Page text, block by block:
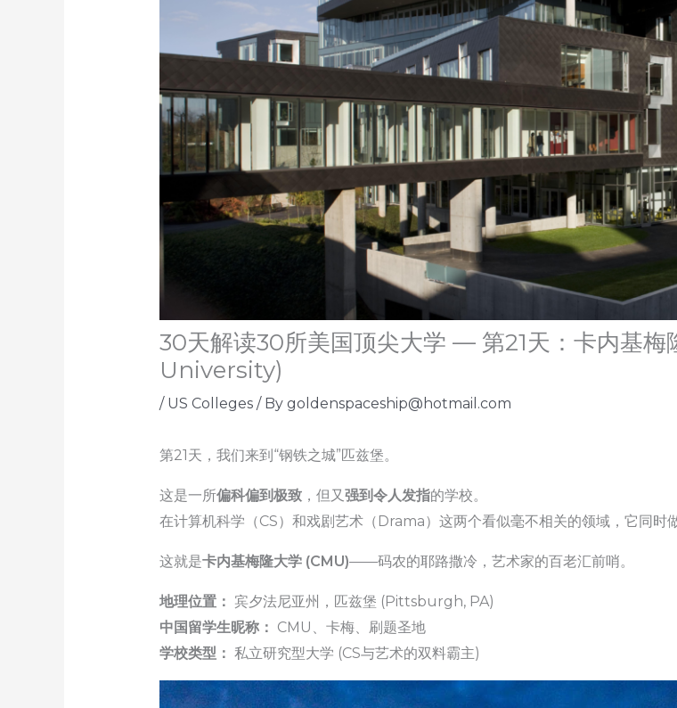
30天解读30所美国顶尖大学 — 第21天：卡内基
University)
/ US Colleges/ By goldenspaceship@hotmail.com
第21天，我们来到“钢铁之城”匹兹堡。
这是一所偏科偏到极致，但又强到令人发指的学校。
在计算机科学（CS）和戏剧艺术（Drama）这两个看似毫不相关的领域，它同时
这就是卡内基梅隆大学 (CMU)——码农的耶路撒冷，艺术家的百老汇前哨。
地理位置： 宾夕法尼亚州，匹兹堡 (Pittsburgh, PA)
中国留学生昵称： CMU、卡梅、刷题圣地
学校类型： 私立研究型大学 (CS与艺术的双料霸主)